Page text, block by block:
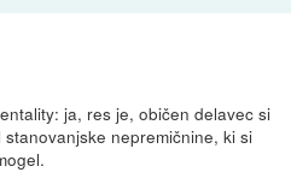
ja, res je, običen delavec si
nepremičnine, ki si